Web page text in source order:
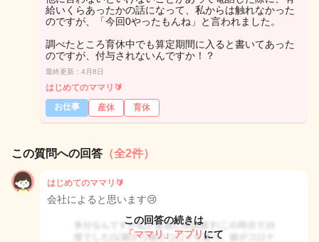
給いくらあったかの話になって、私からは触れなかった
のですが、「今回0やったもんね」と言われました。
調べたところ育休中でも算定期間に入ると書いてあった
のですが、付与されないんですか！？
最終更新：4月8日
はじめてのママリ🔰
お仕事
産休 育休
この質問への回答 （全2件）
はじめてのママリ🔰
会社によると思います😢
この回答の続きは
「ママリ」アプリ にて